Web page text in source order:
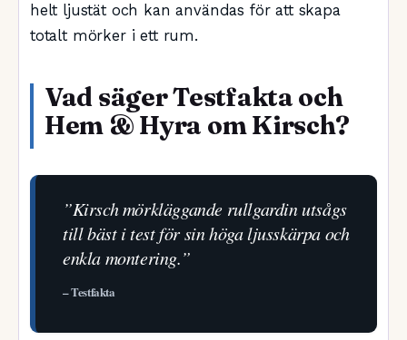
helt ljustät och kan användas för att skapa
totalt mörker i ett rum.
Vad säger Testfakta och
Hem & Hyra om Kirsch?
”Kirsch mörkläggande rullgardin utsågs
till bäst i test för sin höga ljusskärpa och
enkla montering.”
– Testfakta